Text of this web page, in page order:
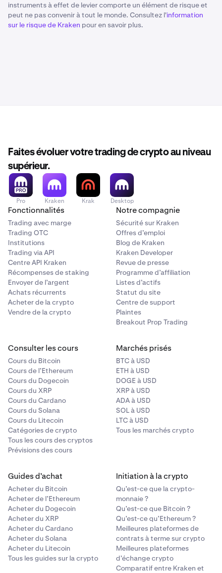
instruments à effet de levier comporte un élément de risque et
peut ne pas convenir à tout le monde. Consultez l'information
sur le risque de Kraken pour en savoir plus.
Faites évoluer votre trading de crypto au niveau
supérieur.
Pro Kraken Krak Desktop
Fonctionnalités
Trading avec marge
Trading OTC
Institutions
Trading via API
Centre API Kraken
Récompenses de staking
Envoyer de l’argent
Achats récurrents
Acheter de la crypto
Vendre de la crypto
Notre compagnie
Sécurité sur Kraken
Offres d’emploi
Blog de Kraken
Kraken Developer
Revue de presse
Programme d’affiliation
Listes d’actifs
Statut du site
Centre de support
Plaintes
Breakout Prop Trading
Consulter les cours
Cours du Bitcoin
Cours de l’Ethereum
Cours du Dogecoin
Cours du XRP
Cours du Cardano
Cours du Solana
Cours du Litecoin
Catégories de crypto
Tous les cours des cryptos
Prévisions des cours
Marchés prisés
BTC à USD
ETH à USD
DOGE à USD
XRP à USD
ADA à USD
SOL à USD
LTC à USD
Tous les marchés crypto
Guides d’achat
Acheter du Bitcoin
Acheter de l’Ethereum
Acheter du Dogecoin
Acheter du XRP
Acheter du Cardano
Acheter du Solana
Acheter du Litecoin
Tous les guides sur la crypto
Initiation à la crypto
Qu’est-ce que la crypto-
monnaie ?
Qu’est-ce que Bitcoin ?
Qu’est-ce qu’Ethereum ?
Meilleures plateformes de
contrats à terme sur crypto
Meilleures plateformes
d’échange crypto
Comparatif entre Kraken et